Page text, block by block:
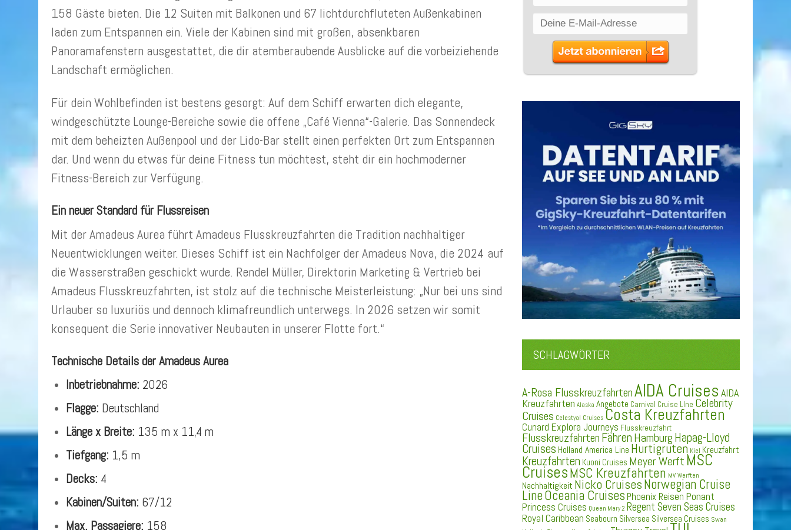
158 Gäste bieten. Die 12 Suiten mit Balkonen und 67 lichtdurchfluteten Außenkabinen
laden zum Entspannen ein. Viele der Kabinen sind mit großen, absenkbaren
Panoramafenstern ausgestattet, die dir atemberaubende Ausblicke auf die vorbeiziehende
Landschaft ermöglichen.
Für dein Wohlbefinden ist bestens gesorgt: Auf dem Schiff erwarten dich elegante,
windgeschützte Lounge-Bereiche sowie die offene „Café Vienna“-Galerie. Das Sonnendeck
mit dem beheizten Außenpool und der Lido-Bar stellt einen perfekten Ort zum Entspannen
dar. Und wenn du etwas für deine Fitness tun möchtest, steht dir ein hochmoderner
Fitness-Bereich zur Verfügung.
Ein neuer Standard für Flussreisen
Mit der Amadeus Aurea führt Amadeus Flusskreuzfahrten die Tradition nachhaltiger
Neuentwicklungen weiter. Dieses Schiff ist ein Nachfolger der Amadeus Nova, die 2024 auf
die Wasserstraßen geschickt wurde. Rendel Müller, Direktorin Marketing & Vertrieb bei
Amadeus Flusskreuzfahrten, ist stolz auf die technische Meisterleistung: „Nur bei uns sind
Urlauber so luxuriös und dennoch klimafreundlich unterwegs. In 2026 setzen wir somit
konsequent die Serie innovativer Neubauten in unserer Flotte fort.“
Technische Details der Amadeus Aurea
Inbetriebnahme: 2026
Flagge: Deutschland
Länge x Breite: 135 m x 11,4 m
Tiefgang: 1,5 m
Decks: 4
Kabinen/Suiten: 67/12
Max. Passagiere: 158
SCHLAGWÖRTER
A-Rosa FlusskreuzfahrtenAIDA Cruises AIDA
Kreuzfahrten Alaska Angebote Carnival Cruise LIne Celebrity
Cruises Celestyal Cruises Costa Kreuzfahrten
Cunard Explora Journeys Flusskreuzfahrt
Flusskreuzfahrten FährenHamburgHapag-Lloyd
Cruises Holland America Line Hurtigruten Kiel Kreuzfahrt
Kreuzfahrten Kuoni Cruises Meyer WerftMSC
CruisesMSC Kreuzfahrten MV Werften
Nachhaltigkeit Nicko CruisesNorwegian Cruise
LineOceania Cruises Phoenix Reisen Ponant
Princess Cruises Queen Mary 2 Regent Seven Seas Cruises
Royal Caribbean Seabourn Silversea Silversea Cruises Swan